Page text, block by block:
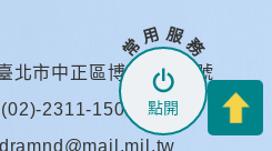
常 用 服 務
點開
北市中正區博愛路172號
2311-1501
dramnd@mail.mil.tw